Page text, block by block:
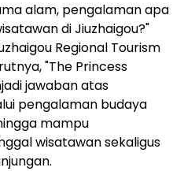
alam, pengalaman apa
di Jiuzhaigou?"
Regional Tourism
"The Princess
jawaban atas
pengalaman budaya
mampu
wisatawan sekaligus